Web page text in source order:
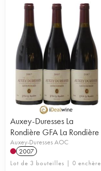
Auxey-Duresses La
Rondière GFA La Rondière
Auxey-Duresses AOC
2007
Lot de 3 bouteilles | 0 enchère